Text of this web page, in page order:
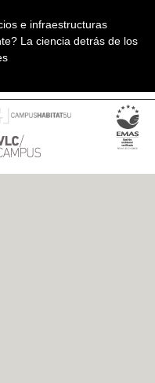
e infraestructuras
La ciencia detrás de los